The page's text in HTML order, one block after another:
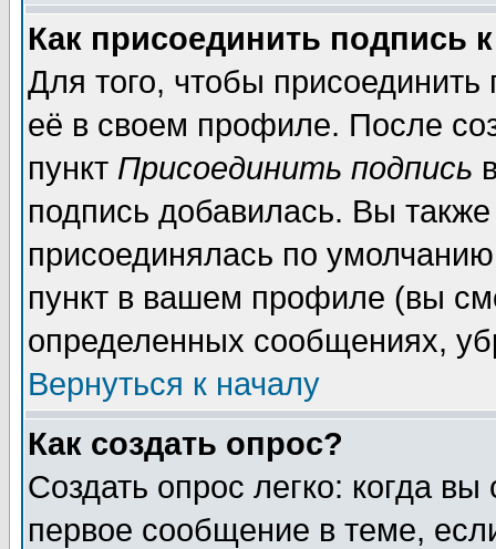
Как присоединить подпись
Для того, чтобы
её в своем профиле. После
пункт Присоединить подпись
подпись добавилась. Вы
присоединялась по
пункт в вашем профиле (вы
определенных сообщениях,
Вернуться к началу
Как создать опрос?
Создать опрос легко: когда
первое сообщение в теме,